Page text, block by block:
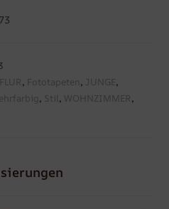
FLUR, Fototapeten , JUNGE,
, Stil, WOHNZIMMER,